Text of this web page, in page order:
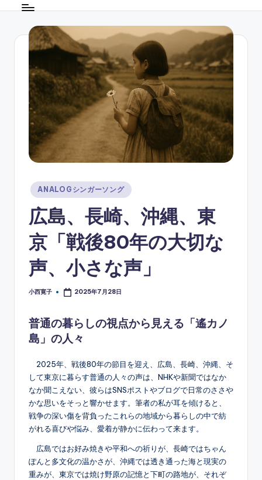
ー
ン
グ
Posted
in
ANALOGシンガーソング
広島、長崎、沖縄、東
京「戦後80年の大切な
声、小さな声」
Posted
小西寛子 2025年7月28日
普通の暮らしの視点から見える「遙カノ
島」の人々
2025年、戦後80年の節目を迎え、広島、長崎、沖縄、そ
して東京に暮らす普通の人々の声は、NHKや新聞ではなか
なか聞こえない、彼らはSNSポストやブログで日常のささや
かな思いをそっと響かせます。筆者の私が耳を傾けると、
戦争の深い傷を背負ったこれらの地域から暮らしの中で紡
がれる喜びや悩み、愛着が静かに伝わって来ます。
広島ではお好み焼きや平和への祈りが、長崎ではちゃん
ぽんと多文化の温かさが、沖縄では透き通った海と現実の
重みが、東京では焼け野原の記憶と下町の路地が、それぞ